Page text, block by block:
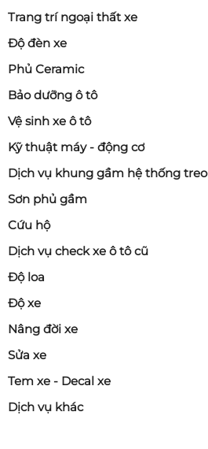
Trang trí ngoại thất xe
Độ đèn xe
Phủ Ceramic
Bảo dưỡng ô tô
Vệ sinh xe ô tô
Kỹ thuật máy - động cơ
Dịch vụ khung gầm hệ thống treo
Sơn phủ gầm
Cứu hộ
Dịch vụ check xe ô tô cũ
Độ loa
Độ xe
Nâng đời xe
Sửa xe
Tem xe - Decal xe
Dịch vụ khác